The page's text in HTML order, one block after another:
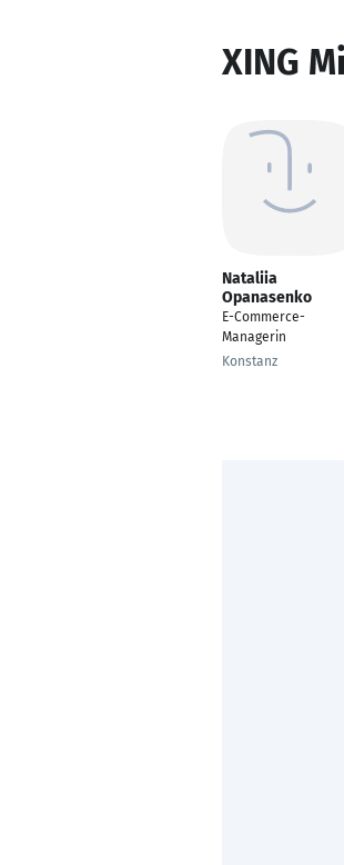
XING
Nataliia
Opanasenko
E-Commerce-
Managerin
Konstanz